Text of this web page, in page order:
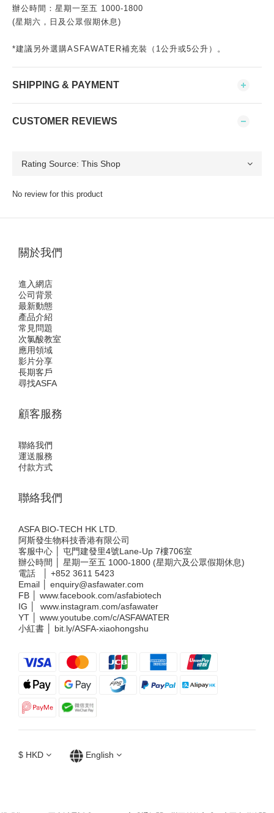
辦公時間：星期一至五 1000-1800
(星期六，日及公眾假期休息)
*建議另外選購ASFAWATER補充裝（1公升或5公升）。
SHIPPING & PAYMENT
CUSTOMER REVIEWS
No review for this product
關於我們
進入網店
公司背景
最新動態
產品介紹
常見問題
次氯酸教室
應用領域
影片分享
長期客戶
尋找ASFA
顧客服務
聯絡我們
運送服務
付款方式
聯絡我們
ASFA BIO-TECH HK LTD.
阿斯發生物科技香港有限公司
客服中心 │ 屯門建發里4號Lane-Up 7樓706室
辦公時間 │ 星期一至五 1000-1800 (星期六及公眾假期休息)
電話 │ +852 3611 5423
Email │ enquiry@asfawater.com
FB │ www.facebook.com/asfabiotech
IG │ www.instagram.com/asfawater
YT │ www.youtube.com/c/ASFAWATER
小紅書 │ bit.ly/ASFA-xiaohongshu
$ HKD English